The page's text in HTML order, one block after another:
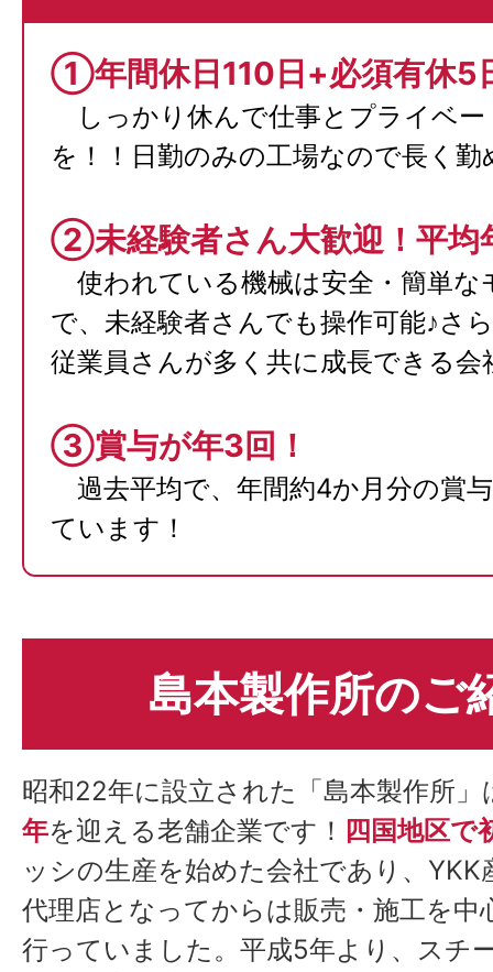
①年間休日110日+必須有休5
しっかり休んで仕事とプライベ
を！！日勤のみの工場なので長く勤
②未経験者さん大歓迎！平均
使われている機械は安全・簡単な
で、未経験者さんでも操作可能♪さ
従業員さんが多く共に成長できる会
③賞与が年3回！
過去平均で、年間約4か月分の賞
ています！
島本製作所のご
昭和22年に設立された「島本製作所」
年を迎える老舗企業です！ 四国地区で
ッシの生産を始めた会社であり、YKK
代理店となってからは販売・施工を中
行っていました。平成5年より、スチ